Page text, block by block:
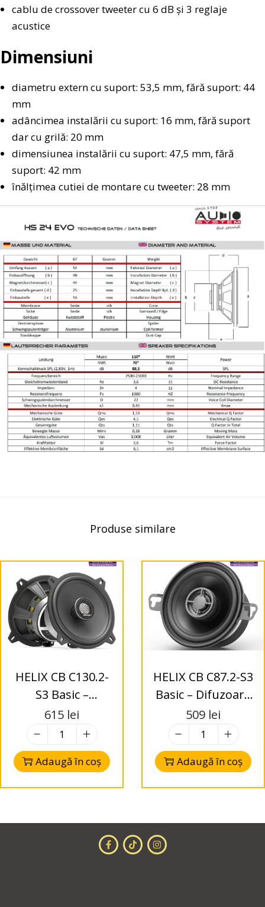
cablu de crossover tweeter cu 6 dB și 3 reglaje
acustice
Dimensiuni
diametru extern cu suport: 53,5 mm, fără suport: 44
mm
adâncimea instalării cu suport: 16 mm, fără suport
dar cu grilă: 20 mm
dimensiunea instalării cu suport: 47,5 mm, fără
suport: 42 mm
înălțimea cutiei de montare cu tweeter: 28 mm
Produse similare
HELIX CB C130.2-
S3 Basic –
Difuzoare
Coaxial130mm – 2-
Way – 3 Ohms
615 lei
Adaugă în coș
HELIX CB C87.2-S3
Basic – Difuzoare
Coaxial 87mm – 2-
Way – 3 Ohms
509 lei
Adaugă în coș